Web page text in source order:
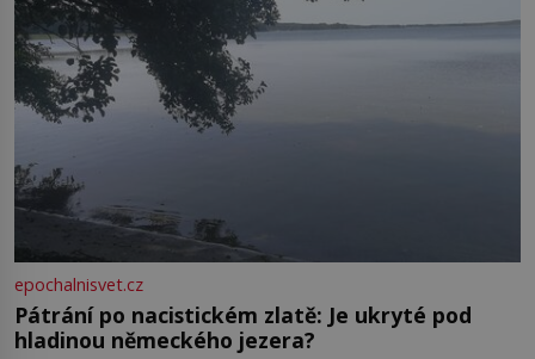
epochalnisvet.cz
Pátrání po nacistickém zlatě: Je ukryté pod
hladinou německého jezera?